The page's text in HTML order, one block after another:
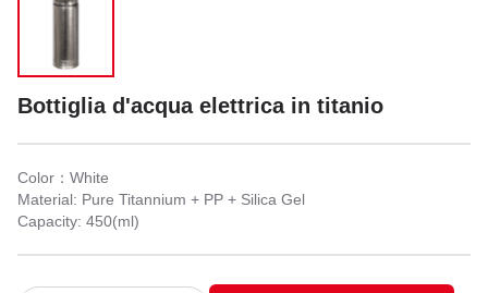
Bottiglia d'acqua elettrica in titanio
Color：White
Material: Pure Titannium + PP + Silica Gel
Capacity: 450(ml)